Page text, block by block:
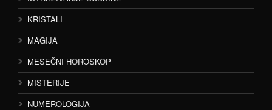
KRISTALI
MAGIJA
MESEČNI HOROSKOP
MISTERIJE
NUMEROLOGIJA